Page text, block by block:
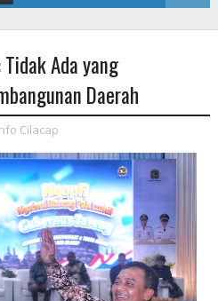
Ada yang
Daerah
Cilacap